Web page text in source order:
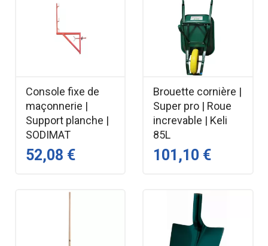
Console fixe de
maçonnerie |
Support planche |
SODIMAT
52,08 €
Brouette cornière |
Super pro | Roue
increvable | Keli
85L
101,10 €